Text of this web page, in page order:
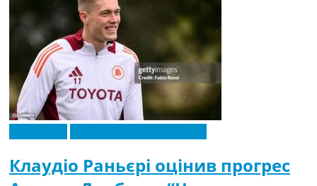
Клаудіо Раньєрі оцінив прогрес